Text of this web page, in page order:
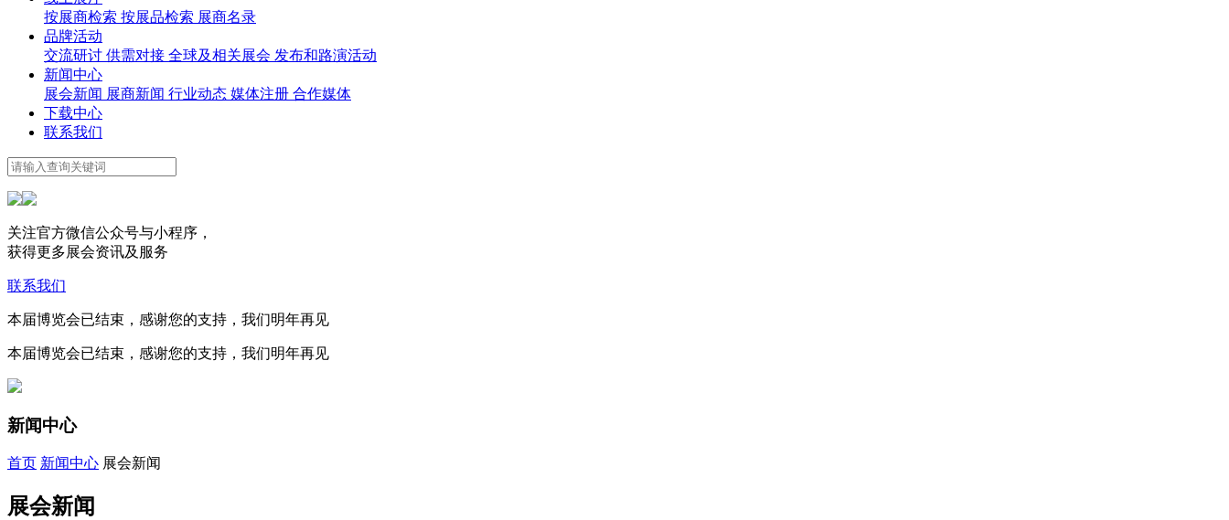
按展商检索 按展品检索 展商名录
品牌活动
交流研讨 供需对接 全球及相关展会 发布和路演活动
新闻中心
展会新闻 展商新闻 行业动态 媒体注册 合作媒体
下载中心
联系我们
关注官方微信公众号与小程序，
获得更多展会资讯及服务
联系我们
本届博览会已结束，感谢您的支持，我们明年再见
本届博览会已结束，感谢您的支持，我们明年再见
新闻中心
首页 新闻中心 展会新闻
展会新闻